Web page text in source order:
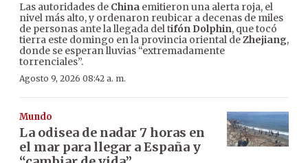
Las autoridades de China emitieron una alerta roja, el
nivel más alto, y ordenaron reubicar a decenas de miles
de personas ante la llegada del tifón Dolphin, que tocó
tierra este domingo en la provincia oriental deZhejiang,
donde se esperan lluvias “extremadamente
torrenciales”.
Agosto 9, 2026 08:42 a. m.
Mundo
La odisea de nadar 7 horas en
el mar para llegar a España y